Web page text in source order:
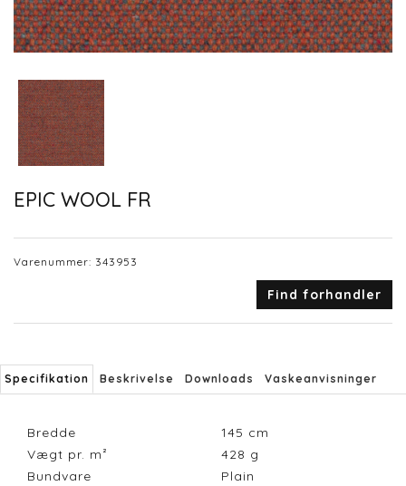
EPIC WOOL FR
Varenummer: 343953
Find forhandler
Specifikation Beskrivelse Downloads Vaskeanvisninger
Bredde 145 cm
Vægt pr. m²
428 g
Bundvare
Plain